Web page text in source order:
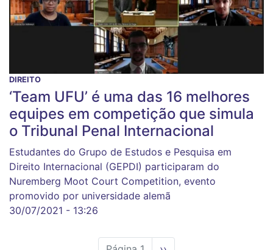
DIREITO
‘Team UFU’ é uma das 16 melhores
equipes em competição que simula
o Tribunal Penal Internacional
Estudantes do Grupo de Estudos e Pesquisa em
Direito Internacional (GEPDI) participaram do
Nuremberg Moot Court Competition, evento
promovido por universidade alemã
30/07/2021 - 13:26